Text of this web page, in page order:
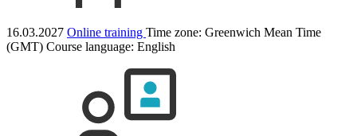
16.03.2027 Online training Time zone: Greenwich Mean Time
(GMT) Course language: English